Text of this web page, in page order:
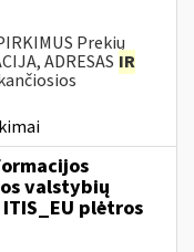
Prekių
ADRESAS IR
valstybių
plėtros